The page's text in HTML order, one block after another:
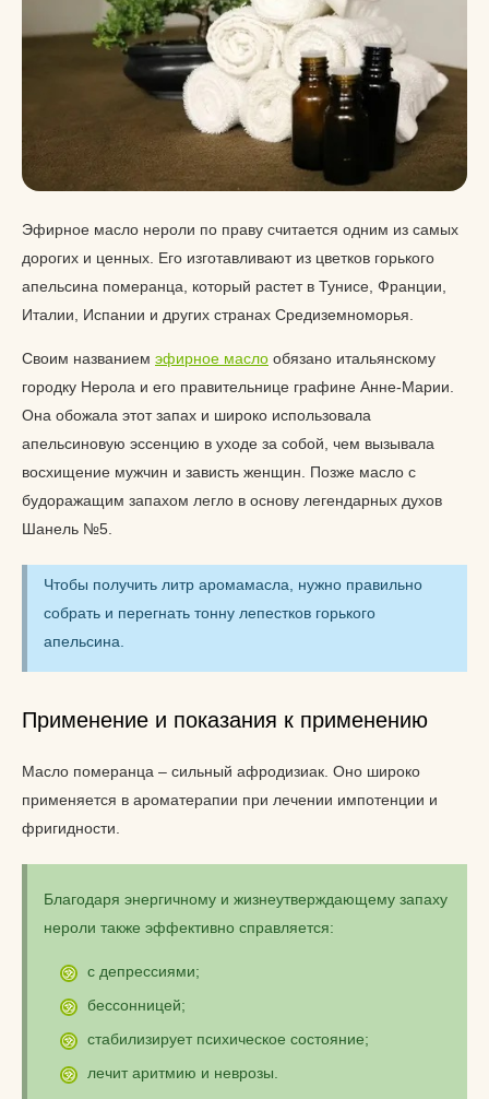
Эфирное масло нероли по праву считается одним из самых
дорогих и ценных. Его изготавливают из цветков горького
апельсина померанца, который растет в Тунисе, Франции,
Италии, Испании и других странах Средиземноморья.
Своим названием эфирное масло обязано итальянскому
городку Нерола и его правительнице графине Анне-Марии.
Она обожала этот запах и широко использовала
апельсиновую эссенцию в уходе за собой, чем вызывала
восхищение мужчин и зависть женщин. Позже масло с
будоражащим запахом легло в основу легендарных духов
Шанель №5.
Чтобы получить литр аромамасла, нужно правильно
собрать и перегнать тонну лепестков горького
апельсина.
Применение и показания к применению
Масло померанца – сильный афродизиак. Оно широко
применяется в ароматерапии при лечении импотенции и
фригидности.
Благодаря энергичному и жизнеутверждающему запаху
нероли также эффективно справляется:
с депрессиями;
бессонницей;
стабилизирует психическое состояние;
лечит аритмию и неврозы.